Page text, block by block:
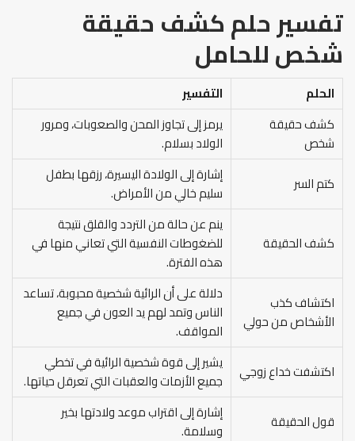
تفسير حلم كشف حقيقة
شخص للحامل
الحلم
التفسير
كشف حقيقة
شخص
يرمز إلى تجاوز المحن والصعوبات، ومرور
الولاد بسلام.
كتم السر
إشارة إلى الولادة اليسيرة، رزقها بطفل
سليم خالي من الأمراض.
كشف الحقيقة
ينم عن حالة من التردد والقلق نتيجة
للضغوطات النفسية التي تعاني منها في
هذه الفترة.
اكتشاف كذب
الأشخاص من حولي
دلالة على أن الرائية شخصية محبوبة، تساعد
الناس وتمد لهم يد العون في جميع
المواقف.
اكتشفت خداع زوجي
يشير إلى قوة شخصية الرائية في تخطي
جميع الأزمات والعقبات التي تعرقل حياتها.
قول الحقيقة
إشارة إلى اقتراب موعد ولادتها بخير
وسلامة.